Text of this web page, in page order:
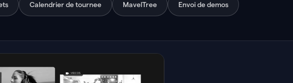
Calendrier de tournee MavelTree Envoi de demos